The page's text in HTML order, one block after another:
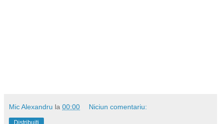
Mic Alexandru la 00:00 Niciun comentariu:
Distribuiți